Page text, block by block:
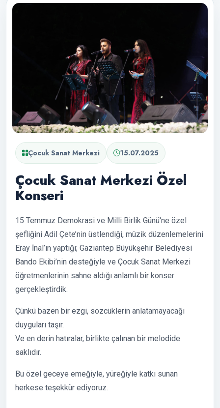
Çocuk Sanat Merkezi 15.07.2025
Çocuk Sanat Merkezi Özel
Konseri
15 Temmuz Demokrasi ve Milli Birlik Günü'ne özel
şefliğini Adil Çete’nin üstlendiği, müzik düzenlemelerini
Eray İnal’ın yaptığı; Gaziantep Büyükşehir Belediyesi
Bando Ekibi’nin desteğiyle ve Çocuk Sanat Merkezi
öğretmenlerinin sahne aldığı anlamlı bir konser
gerçekleştirdik.
Çünkü bazen bir ezgi, sözcüklerin anlatamayacağı
duyguları taşır.
Ve en derin hatıralar, birlikte çalınan bir melodide
saklıdır.
Bu özel geceye emeğiyle, yüreğiyle katkı sunan
herkese teşekkür ediyoruz.